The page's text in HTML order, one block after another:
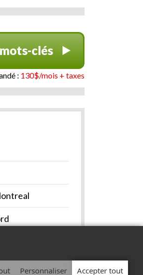
clés
: 130$/mois + taxes
Personnaliser Accepter tout